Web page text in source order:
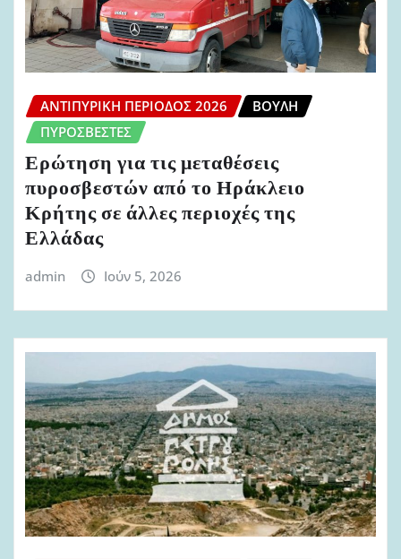
ΑΝΤΙΠΥΡΙΚΉ ΠΕΡΊΟΔΟΣ 2026
ΒΟΥΛΉ
ΠΥΡΟΣΒΈΣΤΕΣ
Ερώτηση για τις μεταθέσεις
πυροσβεστών από το Ηράκλειο
Κρήτης σε άλλες περιοχές της
Ελλάδας
admin Ιούν 5, 2026